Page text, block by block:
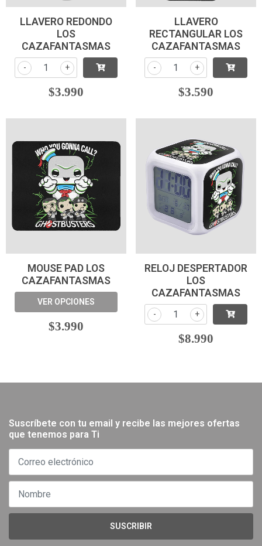
LLAVERO REDONDO
LOS
CAZAFANTASMAS
+
-
$3.990
LLAVERO
RECTANGULAR LOS
CAZAFANTASMAS
+
-
$3.590
MOUSE PAD LOS
CAZAFANTASMAS
VER OPCIONES
$3.990
RELOJ DESPERTADOR
LOS
CAZAFANTASMAS
+
-
$8.990
Suscríbete con tu email y recibe las mejores ofertas
que tenemos para Ti
SUSCRIBIR